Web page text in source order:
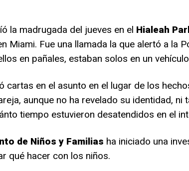
la madrugada del jueves en el Hialeah
Miami. Fue una llamada la que alertó a la
en pañales, estaban solos en un
cartas en el asunto en el lugar de los
aunque no ha revelado su identidad, ni
tiempo estuvieron desatendidos en el
de Niños y Familias ha iniciado una
qué hacer con los niños.